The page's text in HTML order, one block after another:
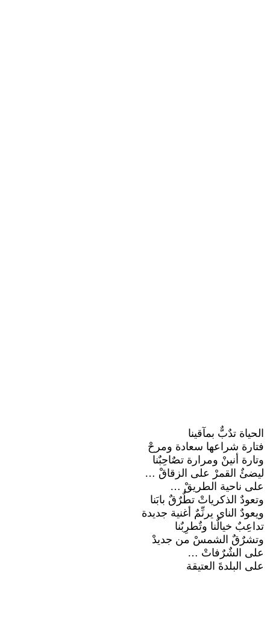
الحياة تدٌبٌّ بمآقينا
فتارة شراعها سعادة ومرحْ
وتارة أنينْ ومرارة تصٌاحِبٌنا
ليضئٌ القمرْ على الزقاقْ …
على ناحية الطريقْ …
وتعودٌ الذكرياتْ تطٌرٌقٌ بابَنا
ويعودٌ الناي يرنِّمٌ أغنية جديدة
تداعِبٌ خيالٌنا وتٌطرِبٌنا
وتشرٌقٌ الشمسْ من جديدْ
على الشٌرٌفاتْ …
على البلدةَ العتيقة